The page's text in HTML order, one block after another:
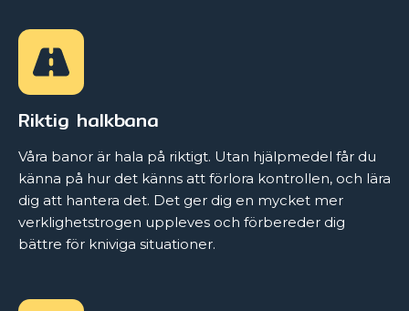
Riktig halkbana
Våra banor är hala på riktigt. Utan hjälpmedel får du
känna på hur det känns att förlora kontrollen, och lära
dig att hantera det. Det ger dig en mycket mer
verklighetstrogen uppleves och förbereder dig
bättre för kniviga situationer.